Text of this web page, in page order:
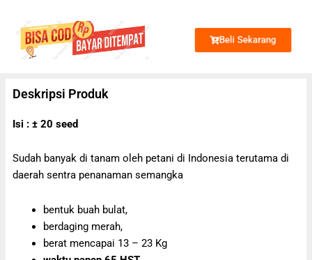
Beli Sekarang
Deskripsi Produk
Isi : ± 20 seed
Sudah banyak di tanam oleh petani di Indonesia terutama di
daerah sentra penanaman semangka
bentuk buah bulat,
berdaging merah,
berat mencapai 13 – 23 Kg